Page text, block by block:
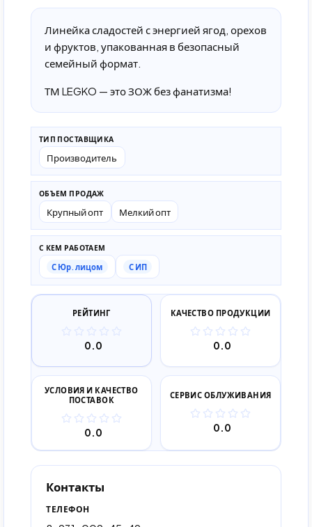
Линейка сладостей с энергией ягод, орехов
и фруктов, упакованная в безопасный
семейный формат.
ТМ LEGKO — это ЗОЖ без фанатизма!
ТИП ПОСТАВЩИКА
Производитель
ОБЪЕМ ПРОДАЖ
Крупный опт Мелкий опт
С КЕМ РАБОТАЕМ
С Юр. лицом С ИП
РЕЙТИНГ
0.0
КАЧЕСТВО ПРОДУКЦИИ
0.0
УСЛОВИЯ И КАЧЕСТВО
ПОСТАВОК
0.0
СЕРВИС ОБЛУЖИВАНИЯ
0.0
Контакты
ТЕЛЕФОН